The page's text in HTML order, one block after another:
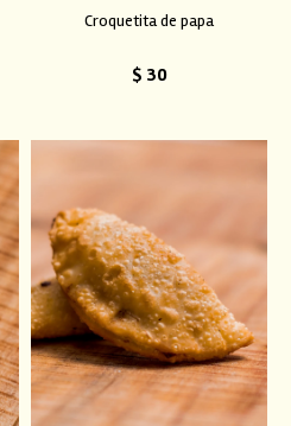
Croquetita de papa
$ 30